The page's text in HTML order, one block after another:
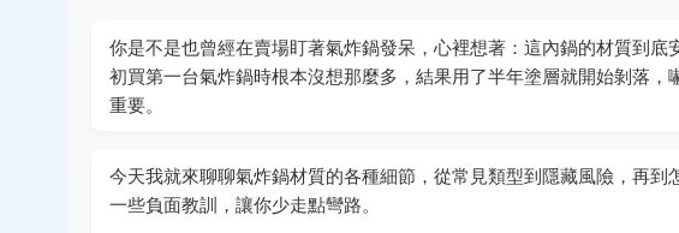
你是不是也曾經在賣場盯著氣炸鍋發呆，心裡想著：這內鍋的材質到
初買第一台氣炸鍋時根本沒想那麼多，結果用了半年塗層就開始剝落
重要。
今天我就來聊聊氣炸鍋材質的各種細節，從常見類型到隱藏風險，再
一些負面教訓，讓你少走點彎路。